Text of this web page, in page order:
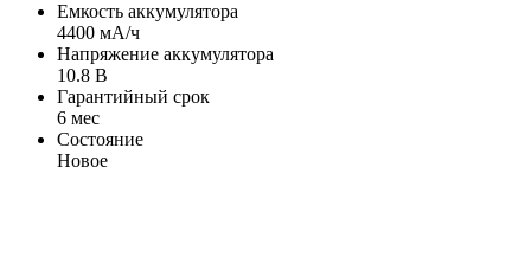
Емкость аккумулятора
4400 мА/ч
Напряжение аккумулятора
10.8 В
Гарантийный срок
6 мес
Состояние
Новое